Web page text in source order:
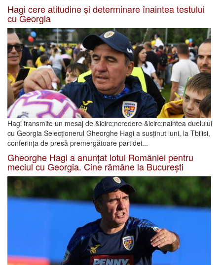
Hagi cere atitudine și determinare înaintea testului
cu Georgia
Hagi transmite un mesaj de &icirc;ncredere &icirc;naintea duelului
cu Georgia Selecționerul Gheorghe Hagi a susținut luni, la Tbilisi,
conferința de presă premergătoare partidei...
Gheorghe Hagi a anunțat lotul României pentru
meciul cu Georgia. Cine rămâne la București